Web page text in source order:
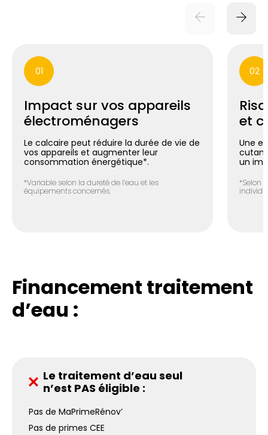
01
Impact sur vos appareils
électroménagers
Le calcaire peut réduire la durée de vie de
vos appareils et augmenter leur
consommation énergétique*.
*Variable selon la dureté de l’eau et les
équipements concernés.
02
et
Une
un
*Selon
Financement traitement
d’eau :
Le traitement d’eau seul
n’est PAS éligible :
Pas de MaPrimeRénov’
Pas de primes CEE